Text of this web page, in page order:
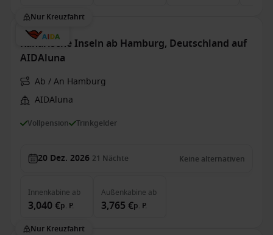
Nur Kreuzfahrt
Kanarische Inseln ab Hamburg, Deutschland auf
AIDAluna
Ab / An Hamburg
AIDAluna
Vollpension Trinkgelder
20 Dez. 2026 21 Nächte Keine alternativen
Innenkabine ab
3,040 €p. P.
Außenkabine ab
3,765 €p. P.
Nur Kreuzfahrt